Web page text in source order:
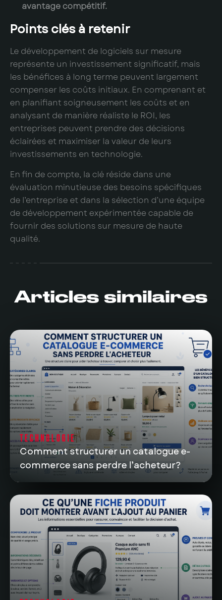
avantage compétitif.
Points clés à retenir
Le développement de logiciels sur mesure
représente un investissement significatif, mais
les bénéfices à long terme peuvent largement
compenser les coûts initiaux. En comprenant et
en planifiant soigneusement les coûts et en
analysant de manière réaliste le ROI, les
entreprises peuvent prendre des décisions
éclairées et maximiser la valeur de leurs
investissements en technologie.
En fin de compte, la clé réside dans une
évaluation minutieuse des besoins spécifiques
de l’entreprise et dans la sélection d’une équipe
de développement expérimentée capable de
fournir des solutions sur mesure de haute
qualité.
Articles similaires
TECHNOLOGIE
Comment structurer un catalogue e-
commerce sans perdre l’acheteur?